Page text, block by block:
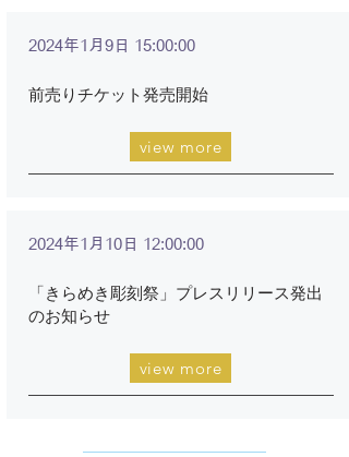
2024年1月9日 15:00:00
前売りチケット発売開始
view more
2024年1月10日 12:00:00
「きらめき彫刻祭」プレスリリース発出
のお知らせ
view more